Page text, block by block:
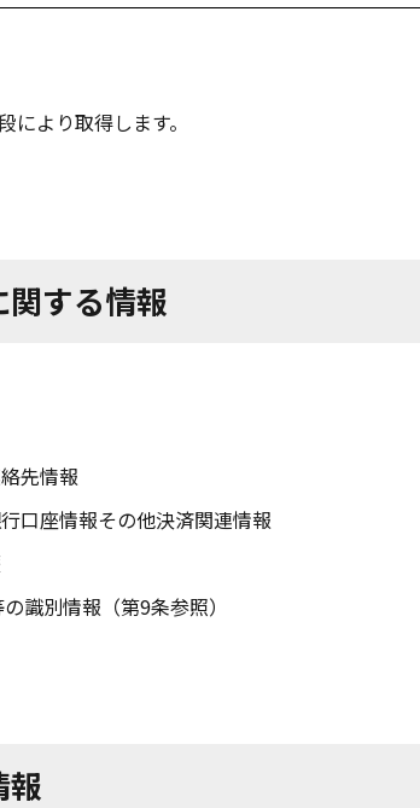
より取得します。
する情報
先情報
口座情報その他決済関連情報
識別情報（第9条参照）
報